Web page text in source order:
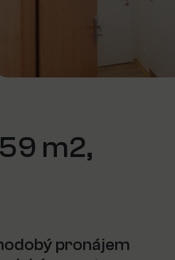
m2,
pronájem